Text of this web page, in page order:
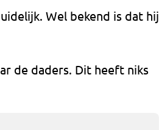
Wel bekend is dat hij
de daders. Dit heeft niks